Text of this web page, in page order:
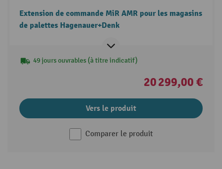
Extension de commande MiR AMR pour les magasins
de palettes Hagenauer+Denk
49 jours ouvrables (à titre indicatif)
20 299,00 €
Vers le produit
Comparer le produit